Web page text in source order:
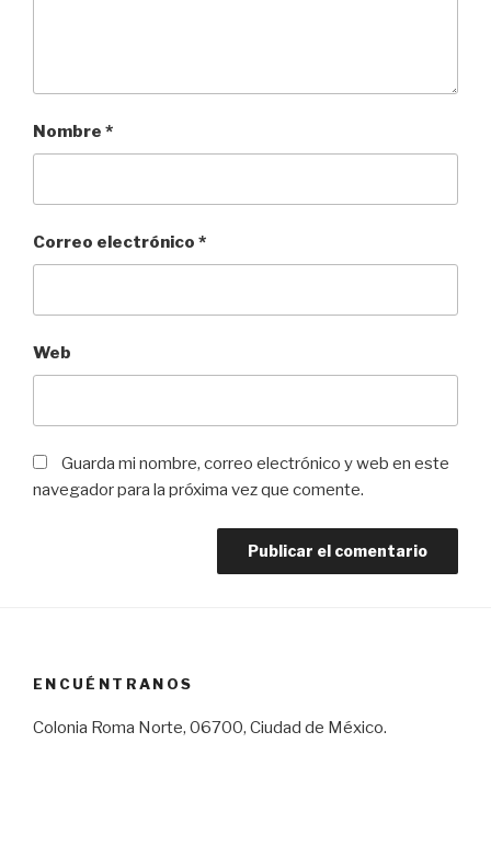
Nombre *
Correo electrónico *
Web
Guarda mi nombre, correo electrónico y web en este
navegador para la próxima vez que comente.
ENCUÉNTRANOS
Colonia Roma Norte, 06700, Ciudad de México.